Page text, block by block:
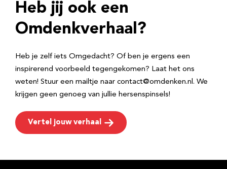
r
e
Heb jij ook een
Omdenkverhaal?
Heb je zelf iets Omgedacht? Of ben je ergens een
inspirerend voorbeeld tegengekomen? Laat het ons
weten! Stuur een mailtje naar contact@omdenken.nl. We
krijgen geen genoeg van jullie hersenspinsels!
Vertel jouw verhaal